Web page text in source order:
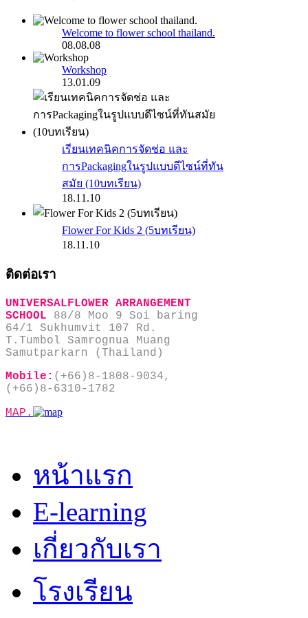
Welcome to flower school thailand.
08.08.08
Workshop
13.01.09
เรียนเทคนิคการจัดช่อ และ
การPackagingในรูปแบบดีไซน์ที่ทัน
สมัย (10บทเรียน)
18.11.10
Flower For Kids 2 (5บทเรียน)
18.11.10
ติดต่อเรา
UNIVERSALFLOWER ARRANGEMENT
SCHOOL
88/8 Moo 9 Soi baring
64/1 Sukhumvit 107 Rd.
T.Tumbol Samrognua Muang
Samutparkarn (Thailand)
Mobile: (+66)8-1808-9034,
(+66)8-6310-1782
MAP.
หน้าแรก
E-learning
เกี่ยวกับเรา
โรงเรียน